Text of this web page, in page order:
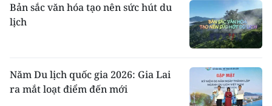
Bản sắc văn hóa tạo nên sức hút du
lịch
Năm Du lịch quốc gia 2026: Gia Lai
ra mắt loạt điểm đến mới